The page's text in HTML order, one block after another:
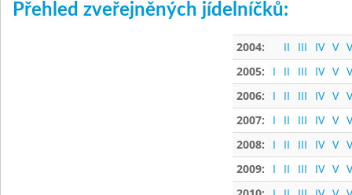
Přehled zveřejněných jídelníčků:
2004: II III IV V
2005:
I II III IV V
2006:
I II III IV V
2007:
I II III IV V
2008:
I II III IV V
2009:
I II III IV V